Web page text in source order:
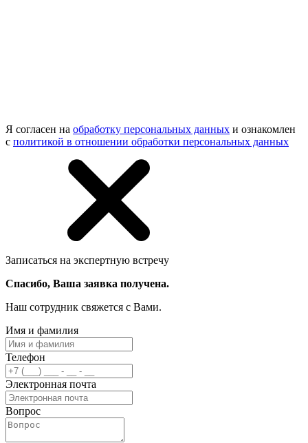
Я согласен на обработку персональных данных и ознакомлен
с политикой в отношении обработки персональных данных
Записаться на экспертную встречу
Спасибо, Ваша заявка получена.
Наш сотрудник свяжется с Вами.
Имя и фамилия
Телефон
Электронная почта
Вопрос